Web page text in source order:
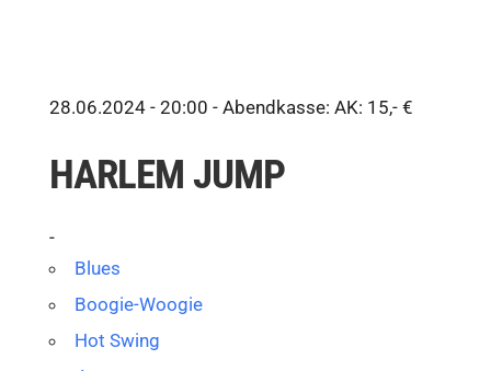
28.06.2024 - 20:00 - Abendkasse: AK: 15,- €
HARLEM JUMP
-
Blues
Boogie-Woogie
Hot Swing